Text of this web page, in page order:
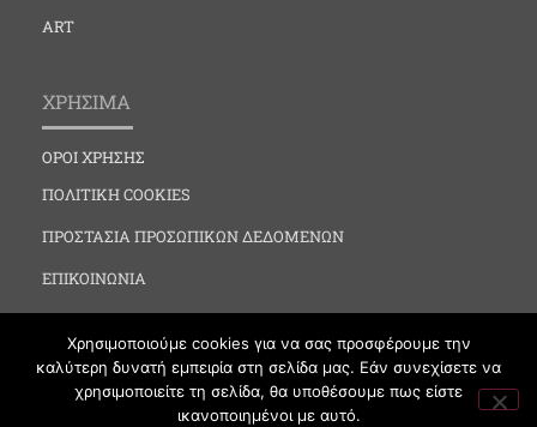
ART
ΧΡΗΣΙΜΑ
ΟΡΟΙ ΧΡΗΣΗΣ
ΠΟΛΙΤΙΚΗ COOKIES
ΠΡΟΣΤΑΣΙΑ ΠΡΟΣΩΠΙΚΩΝ ΔΕΔΟΜΕΝΩΝ
ΕΠΙΚΟΙΝΩΝΙΑ
Χρησιμοποιούμε cookies για να σας προσφέρουμε την
καλύτερη δυνατή εμπειρία στη σελίδα μας. Εάν συνεχίσετε να
χρησιμοποιείτε τη σελίδα, θα υποθέσουμε πως είστε
ικανοποιημένοι με αυτό.